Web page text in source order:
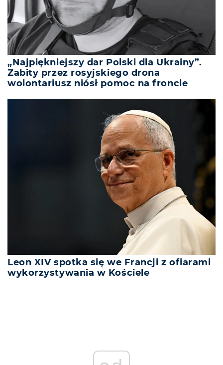
„Najpiękniejszy dar Polski dla Ukrainy”.
Zabity przez rosyjskiego drona
wolontariusz niósł pomoc na froncie
Leon XIV spotka się we Francji z ofiarami
wykorzystywania w Kościele